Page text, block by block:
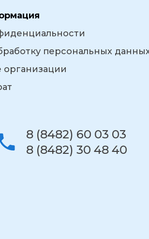
персональных
8 (8482) 60 03 03
8 (8482) 30 48 40